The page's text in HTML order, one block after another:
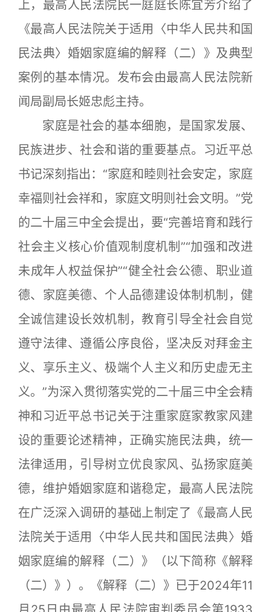
上，最高人民法院民一庭庭长陈宜芳介绍了
《最高人民法院关于适用〈中华人民共和国
民法典〉婚姻家庭编的解释（二）》及典型
案例的基本情况。发布会由最高人民法院新
闻局副局长姬忠彪主持。
家庭是社会的基本细胞，是国家发展、
民族进步、社会和谐的重要基点。习近平总
书记深刻指出：“家庭和睦则社会安定，家庭
幸福则社会祥和，家庭文明则社会文明。”党
的二十届三中全会提出，要“完善培育和践行
社会主义核心价值观制度机制”“加强和改进
未成年人权益保护”“健全社会公德、职业道
德、家庭美德、个人品德建设体制机制，健
全诚信建设长效机制，教育引导全社会自觉
遵守法律、遵循公序良俗，坚决反对拜金主
义、享乐主义、极端个人主义和历史虚无主
义。”为深入贯彻落实党的二十届三中全会精
神和习近平总书记关于注重家庭家教家风建
设的重要论述精神，正确实施民法典，统一
法律适用，引导树立优良家风、弘扬家庭美
德，维护婚姻家庭和谐稳定，最高人民法院
在广泛深入调研的基础上制定了《最高人民
法院关于适用〈中华人民共和国民法典〉婚
姻家庭编的解释（二）》（以下简称《解释
（二）》）。《解释（二）》已于2024年11